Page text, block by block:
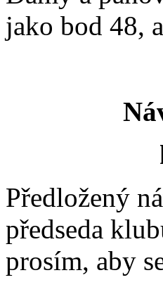
jako bod 48,
Předložený
předseda
prosím, aby